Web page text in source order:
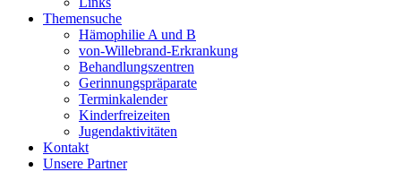
Themensuche
Hämophilie A und B
von-Willebrand-Erkrankung
Behandlungszentren
Gerinnungspräparate
Terminkalender
Kinderfreizeiten
Jugendaktivitäten
Kontakt
Unsere Partner